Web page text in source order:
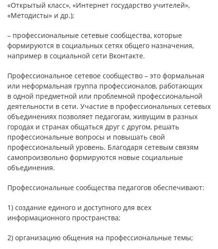
«Открытый класс», «Интернет государство учителей»,
«Методисты» и др.);
– профессиональные сетевые сообщества, которые
формируются в социальных сетях общего назначения,
например в социальной сети Вконтакте.
Профессиональное сетевое сообщество – это формальная
или неформальная группа профессионалов, работающих
в одной предметной или проблемной профессиональной
деятельности в сети. Участие в профессиональных сетевых
объединениях позволяет педагогам, живущим в разных
городах и странах общаться друг с другом, решать
профессиональные вопросы и повышать свой
профессиональный уровень. Благодаря сетевым связям
самопроизвольно формируются новые социальные
объединения.
Профессиональные сообщества педагогов обеспечивают:
1) создание единого и доступного для всех
информационного пространства;
2) организацию общения на профессиональные темы;